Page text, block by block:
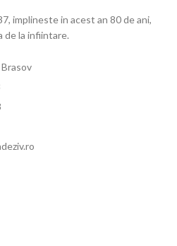
implineste in acest an 80 de ani,
de la infiintare.